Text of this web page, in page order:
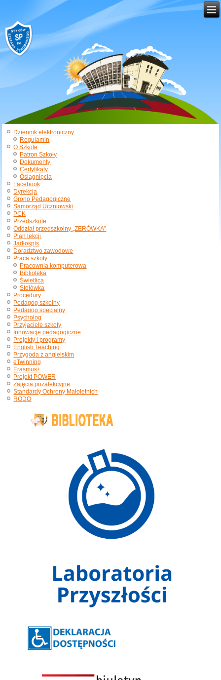
Dziennik elektroniczny
Regulamin
O Szkole
Patron Szkoły
Dokumenty
Certyfikaty
Osiągnięcia
Facebook
Dyrekcja
Grono Pedagogiczne
Samorząd Uczniowski
PCK
Przedszkole
Oddział przedszkolny „ZERÓWKA”
Plan lekcji
Jadłospis
Doradztwo zawodowe
Praca szkoły
Pracownia komputerowa
Biblioteka
Świetlica
Stołówka
Procedury
Pedagog szkolny
Pedagog specjalny
Psycholog
Przyjaciele szkoły
Innowacje pedagogiczne
Projekty i programy
English Teaching
Przygoda z angielskim
eTwinning
Erasmus+
Projekt POWER
Zajęcia pozalekcyjne
Standardy Ochrony Małoletnich
RODO